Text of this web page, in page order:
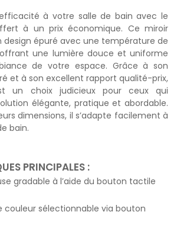
à votre salle de bain avec le
à un prix économique. Ce miroir
design épuré avec une température de
une lumière douce et uniforme
de votre espace. Grâce à son
et à son excellent rapport qualité-prix,
un choix judicieux pour ceux qui
élégante, pratique et abordable.
dimensions, il s’adapte facilement à
bain.
PRINCIPALES :
gradable à l’aide du bouton tactile
couleur sélectionnable via bouton